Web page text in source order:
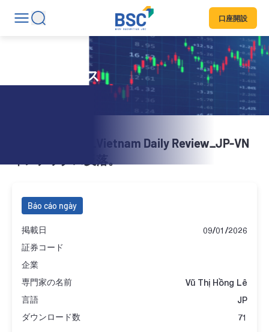
口座開設
日刊ニュース
20260108_BSC_Vietnam Daily Review_JP-VN
インデックス反落。
Báo cáo ngày
掲載日 09/01/2026
証券コード
企業
専門家の名前
Vũ Thị Hồng Lê
言語 JP
ダウンロード数 71